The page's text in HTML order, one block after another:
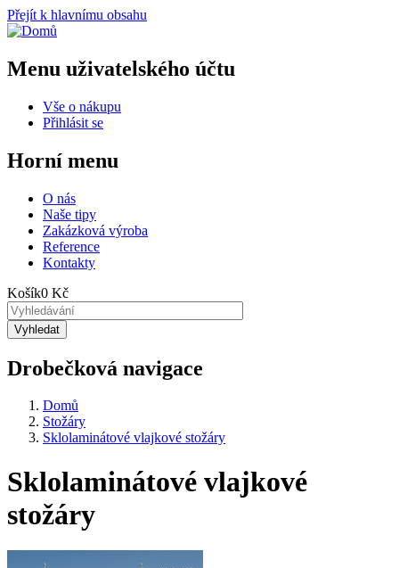
Přejít k hlavnímu obsahu
Menu uživatelského účtu
Vše o nákupu
Přihlásit se
Horní menu
O nás
Naše tipy
Zakázková výroba
Reference
Kontakty
Košík0 Kč
Drobečková navigace
Domů
Stožáry
Sklolaminátové vlajkové stožáry
Sklolaminátové vlajkové
stožáry